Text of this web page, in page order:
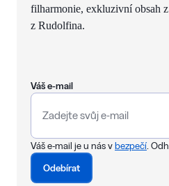
filharmonie, exkluzivní obsah
z Rudolfina.
Váš e-mail
Váš e-mail je u nás vbezpečí .
Odebírat